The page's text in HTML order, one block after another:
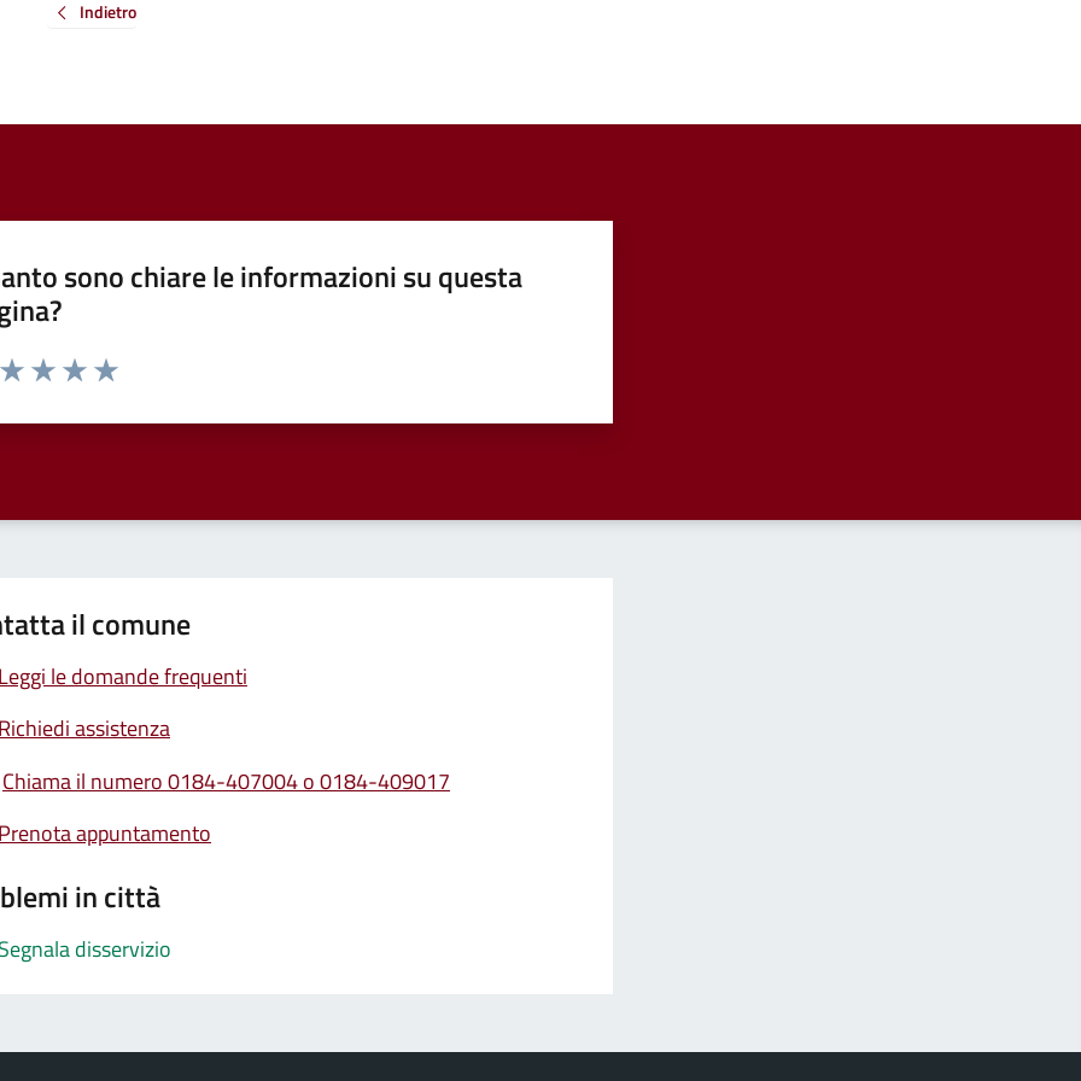
Indietro
sono chiare le informazioni su questa
da 1 a 5 stelle la pagina
il comune
Leggi le domande frequenti
Richiedi assistenza
Chiama il numero 0184-407004 o 0184-409017
Prenota appuntamento
in città
Segnala disservizio